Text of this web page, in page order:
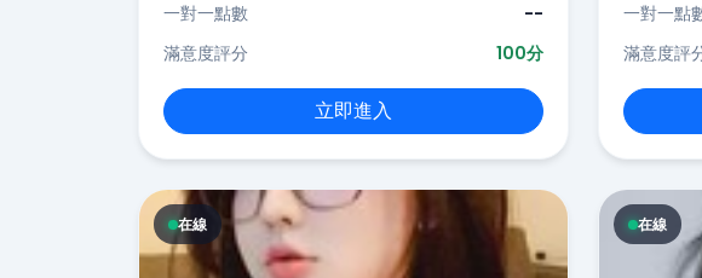
一對一點數
--
滿意度評分
100分
立即進入
一對一點
滿意度評
在線 在線